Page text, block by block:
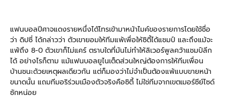
แฟนบอลปีศาจแดงรายหนึ่งได้โทรเข้ามาหน้าไมค์ของรายการโดยใช้ชื่อ
ว่า ดิปซี่ ได้กล่าวว่า ตัวเขายอมให้ทีมแพ้เพื่อให้ซิตี้ได้แชมป์ และถึงแม้จะ
แพ้ถึง 8-0 ตัวเขาก็ไม่แคร์ ตราบใดที่มันไม่ทำให้ลิเวอร์พูลคว้าแชมป์ลีก
ได้ อย่างไรก็ตาม แม้แฟนบอลยูไนเต็ดส่วนใหญ่ต้องการให้ทีมเพื่อน
บ้านชนะด้วยเหตุผลเดียวกัน แต่ก็มองว่าไม่จำเป็นต้องแพ้แบบขายหน้า
ขนาดนั้น แถมทีมอริร่วมเมืองตัวจริงคือซิตี้ ไม่ใช่ทีมจากเขตเมอร์ซีย์ไซด์
ซักหน่อย